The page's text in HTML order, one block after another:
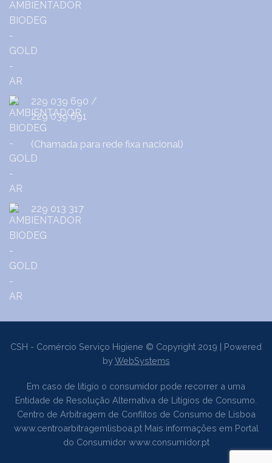
229 039 690 /
229 039 691
(Chamada para rede fixa nacional)
229 013 317
CSH - Comércio Serviço Higiene © Copyright 2019 | Powered
byWebSystems
Em caso de litígio o consumidor pode recorrer a uma
Entidade de Resolução Alternativa de Litígios de Consumo.
Centro de Arbitragem de Conflitos de Consumo de Lisboa
www.centroarbitragemlisboa.ptMais informações em Portal
do Consumidor www.consumidor.pt